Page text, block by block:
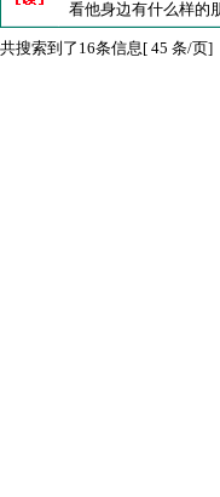
看他身边有什么样的
共搜索到了16条信息[ 45 条/页]